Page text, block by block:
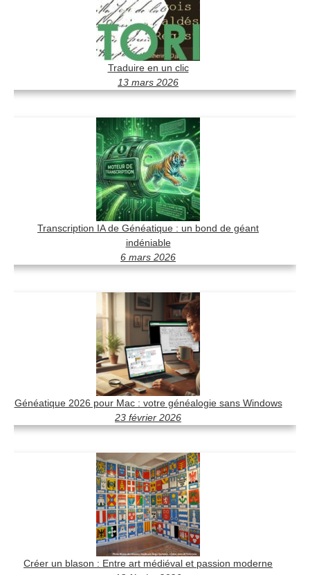
Traduire en un clic
13 mars 2026
Transcription IA de Généatique : un bond de géant
indéniable
6 mars 2026
Généatique 2026 pour Mac : votre généalogie sans Windows
23 février 2026
Créer un blason : Entre art médiéval et passion moderne